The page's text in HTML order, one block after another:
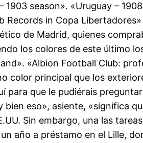
season». «Uruguay –
in Copa
de Madrid, quienes
los colores de este último
«Albion Football Club:
color principal que los
que le pudiérais
eso», asiente, «significa
Sin embargo, una las
año a préstamo en el Lille,